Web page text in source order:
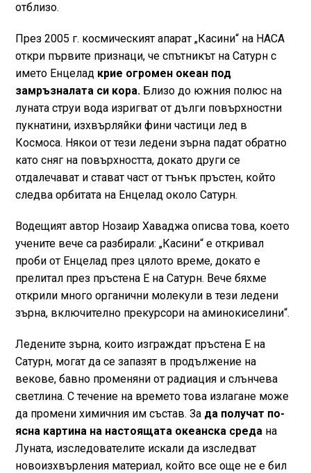
отблизо.
През 2005 г. космическият апарат „Касини“ на НАСА
откри първите признаци, че спътникът на Сатурн с
името Енцеладкрие огромен океан под
замръзналата си кора.Близо до южния полюс на
луната струи вода изригват от дълги повърхностни
пукнатини, изхвърляйки фини частици лед в
Космоса. Някои от тези ледени зърна падат обратно
като сняг на повърхността, докато други се
отдалечават и стават част от тънък пръстен, който
следва орбитата на Енцелад около Сатурн.
Водещият автор Нозаир Хаваджа описва това, което
учените вече са разбирали: „Касини“ е откривал
проби от Енцелад през цялото време, докато е
прелитал през пръстена E на Сатурн. Вече бяхме
открили много органични молекули в тези ледени
зърна, включително прекурсори на аминокиселини“.
Ледените зърна, които изграждат пръстена E на
Сатурн, могат да се запазят в продължение на
векове, бавно променяни от радиация и слънчева
светлина. С течение на времето това излагане може
да промени химичния им състав. Зада получат по-
ясна картина на настоящата океанска средана
Луната, изследователите искали да изследват
новоизхвърления материал, който все още не е бил